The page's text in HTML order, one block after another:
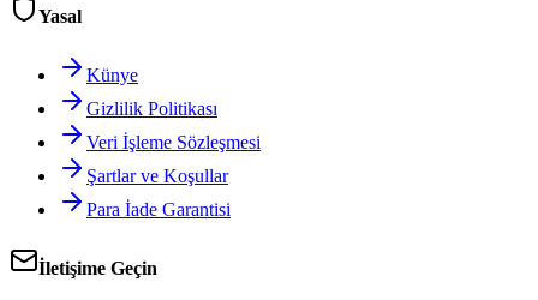
Yasal
Künye
Gizlilik Politikası
Veri İşleme Sözleşmesi
Şartlar ve Koşullar
Para İade Garantisi
İletişime Geçin